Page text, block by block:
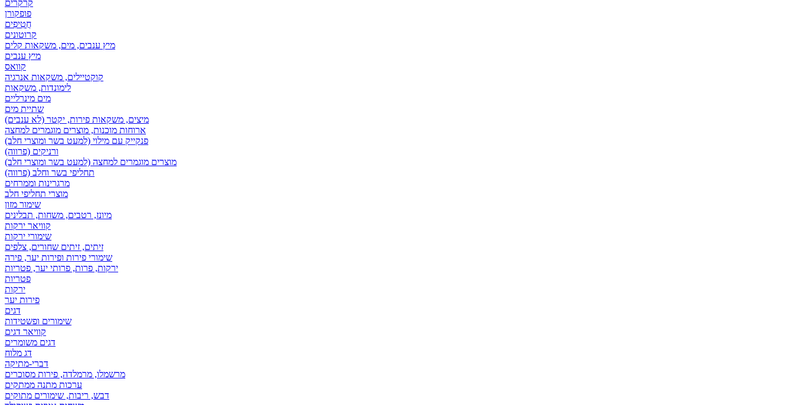
קרקרים
פופקורן
חֲטִיפִים
קרוטונים
מיץ ענבים, מים, משקאות קלים
מיץ ענבים
קוואס
קוקטיילים, משקאות אנרגיה
לימונדות, משקאות
מים מינרליים
שתיית מים
מיצים, משקאות פירות, יקטר (לא ענבים)
ארוחות מוכנות, מוצרים מוגמרים למחצה
פנקייק עם מילוי (למעט בשר ומוצרי חלב)
ורניקים (פרווה)
מוצרים מוגמרים למחצה (למעט בשר ומוצרי חלב)
תחליפי בשר וחלב (פרווה)
מרגרינות וממרחים
מוצרי תחליפי חלב
שימור מזון
מיונז, רטבים, משחות, תבלינים
קוויאר ירקות
שימורי ירקות
זיתים, זיתים שחורים, צלפים
שימורי פירות ופירות יער, פירה
ירקות, פרות, פרותי יער, פטריות
פטריות
ירקות
פירות יער
דגים
שימורים ופשטידות
קוויאר דגים
דגים משומרים
דג מלוח
דברי-מתיקה
מרשמלו, מרמלדה, פירות מסוכרים
ערכות מתנה ממתקים
דבש, ריבות, שימורים מתוקים